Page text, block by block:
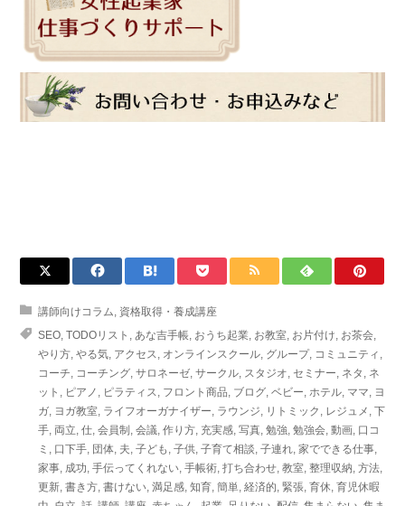
講師向けコラム, 資格取得・養成講座
SEO, TODOリスト , あな吉手帳, おうち起業, お教室, お片付け, お茶会,
やり方, やる気, アクセス, オンラインスクール, グループ, コミュニティ ,
コーチ, コーチング, サロネーゼ, サークル, スタジオ, セミナー, ネタ , ネ
ット , ピアノ , ピラティス, フロント商品, ブログ, ベビー, ホテル, ママ, ヨ
ガ, ヨガ教室, ライフオーガナイザー, ラウンジ, リトミック , レジュメ , 下
手, 両立, 仕, 会員制 , 会議, 作り方, 充実感, 写真, 勉強, 勉強会, 動画, 口コ
ミ , 口下手, 団体, 夫, 子ども , 子供, 子育て相談, 子連れ, 家でできる仕事,
家事, 成功, 手伝ってくれない, 手帳術, 打ち合わせ, 教室, 整理収納, 方法,
更新, 書き方, 書けない, 満足感, 知育, 簡単, 経済的, 緊張, 育休, 育児休暇